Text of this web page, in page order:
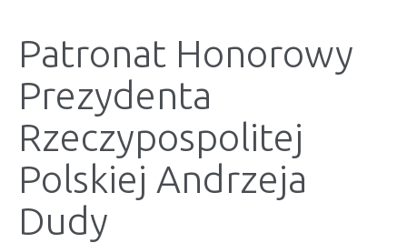
Patronat Honorowy
Prezydenta
Rzeczypospolitej
Polskiej Andrzeja
Dudy